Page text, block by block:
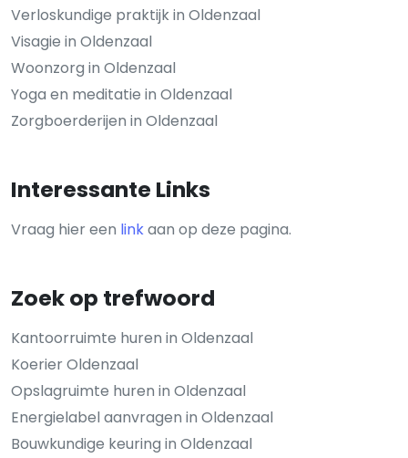
Verloskundige praktijk in Oldenzaal
Visagie in Oldenzaal
Woonzorg in Oldenzaal
Yoga en meditatie in Oldenzaal
Zorgboerderijen in Oldenzaal
Interessante Links
Vraag hier een linkaan op deze pagina.
Zoek op trefwoord
Kantoorruimte huren in Oldenzaal
Koerier Oldenzaal
Opslagruimte huren in Oldenzaal
Energielabel aanvragen in Oldenzaal
Bouwkundige keuring in Oldenzaal